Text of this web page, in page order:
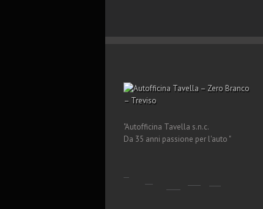
"Autofficina Tavella s.n.c.
Da 35 anni passione per l'auto "